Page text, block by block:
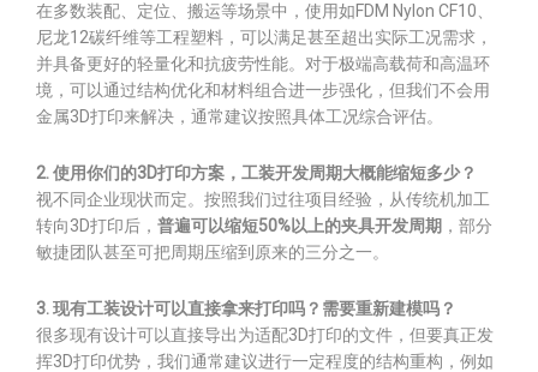
在多数装配、定位、搬运等场景中，使用如FDM Nylon CF10、
尼龙12碳纤维等工程塑料，可以满足甚至超出实际工况需求，
并具备更好的轻量化和抗疲劳性能。对于极端高载荷和高温环
境，可以通过结构优化和材料组合进一步强化，但我们不会用
金属3D打印来解决，通常建议按照具体工况综合评估。
2. 使用你们的3D打印方案，工装开发周期大概能缩短多少？
视不同企业现状而定。按照我们过往项目经验，从传统机加工
转向3D打印后， 普遍可以缩短50%以上的夹具开发周期 ，部分
敏捷团队甚至可把周期压缩到原来的三分之一。
3. 现有工装设计可以直接拿来打印吗？需要重新建模吗？
很多现有设计可以直接导出为适配3D打印的文件，但要真正发
挥3D打印优势，我们通常建议进行一定程度的结构重构，例如